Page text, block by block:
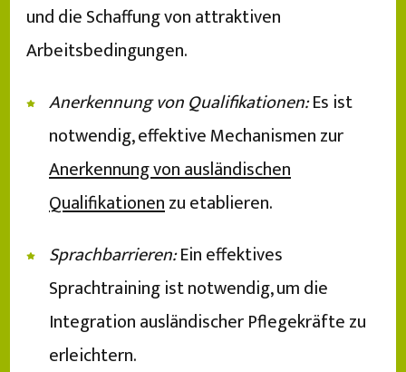
und die Schaffung von attraktiven
Arbeitsbedingungen.
Anerkennung von Qualifikationen:Es ist
notwendig, effektive Mechanismen zur
Anerkennung von ausländischen
Qualifikationenzu etablieren.
Sprachbarrieren:Ein effektives
Sprachtraining ist notwendig, um die
Integration ausländischer Pflegekräfte zu
erleichtern.